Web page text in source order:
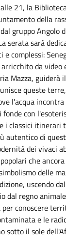
alle 21, la
della
gruppo Angolo
serata sarà
e complessi:
da
Mazza, guiderà
queste
l'acqua incontra
con
i classici itinerari
autentico di
dei vivaci
che
delle
uscendo
dal regno
per conoscere
e le
sotto il sole